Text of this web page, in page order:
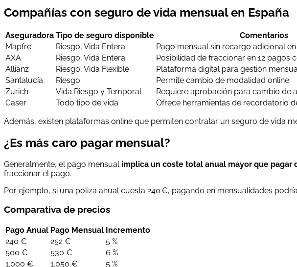
Compañías con seguro de vida mensual en España
Aseguradora Tipo de seguro disponible
Comentarios
Mapfre
Riesgo, Vida Entera
Pago mensual sin recargo adicional
AXA
Riesgo, Vida Entera
Posibilidad de fraccionar en 12 pagos
Allianz
Riesgo, Vida Flexible
Plataforma digital para gestión
Santalucía
Riesgo
Permite cambio de modalidad online
Zurich
Vida Riesgo y Temporal
Requiere aprobación para cambio de
Caser
Todo tipo de vida
Ofrece herramientas de recordatorio
Además, existen plataformas online que permiten contratar un seguro de vida
¿Es más caro pagar mensual?
Generalmente, el pago mensual implica un coste total anual mayor que pagar
fraccionar el pago.
Por ejemplo, si una póliza anual cuesta 240 €, pagando en mensualidades
Comparativa de precios
Pago Anual Pago Mensual Incremento
240 €
252 €
5 %
500 €
530 €
6 %
1.000 €
1.050 €
5 %